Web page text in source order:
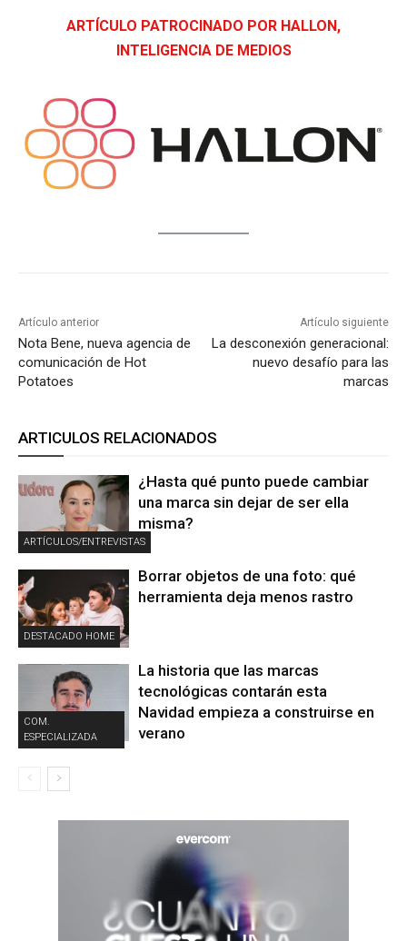
ARTÍCULO PATROCINADO POR HALLON,
INTELIGENCIA DE MEDIOS
Artículo anterior
Nota Bene, nueva agencia de
comunicación de Hot
Potatoes
Artículo siguiente
La desconexión generacional:
nuevo desafío para las
marcas
ARTICULOS RELACIONADOS
ARTÍCULOS/ENTREVISTAS
¿Hasta qué punto puede cambiar
una marca sin dejar de ser ella
misma?
DESTACADO HOME
Borrar objetos de una foto: qué
herramienta deja menos rastro
COM.
ESPECIALIZADA
La historia que las marcas
tecnológicas contarán esta
Navidad empieza a construirse en
verano